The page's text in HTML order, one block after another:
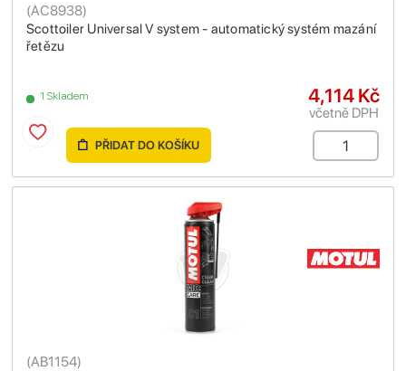
Scottoiler Universal V system - automatický systém mazání
řetězu
(AC8938)
1 Skladem 4,114 Kč
včetně DPH
PŘIDAT DO KOŠÍKU
(AB1154)